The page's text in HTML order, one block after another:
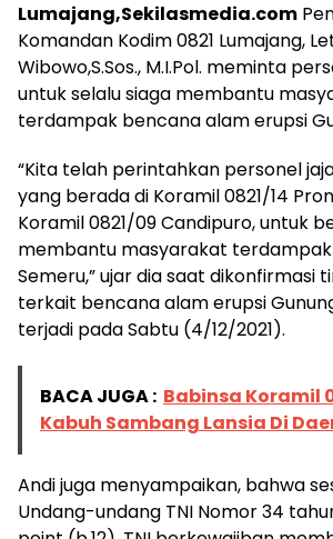
Lumajang,Sekilasmedia.com
Komandan Kodim 0821 Lumajang,
Wibowo,S.Sos., M.I.Pol. meminta
untuk selalu siaga membantu
terdampak bencana alam erupsi
“Kita telah perintahkan personel
yang berada di Koramil 0821/14
Koramil 0821/09 Candipuro, untuk
membantu masyarakat terdampak
Semeru,” ujar dia saat dikonfirmasi
terkait bencana alam erupsi
terjadi pada Sabtu (4/12/2021).
BACA JUGA : Babinsa Koramil
Kabuh Sambang Lansia Di
Andi juga menyampaikan, bahwa
Undang-undang TNI Nomor 34